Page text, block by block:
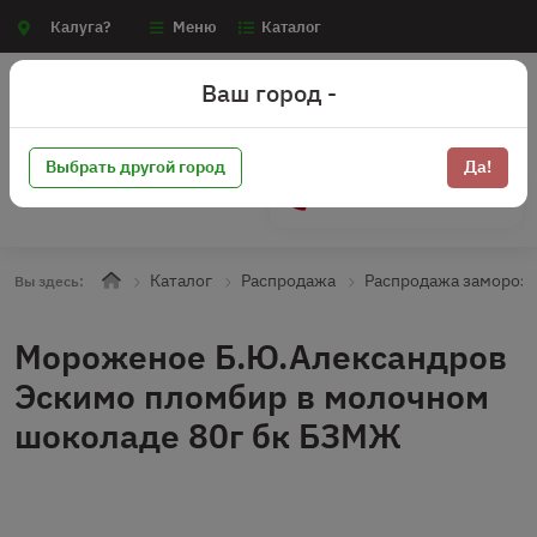
Калуга? Меню Каталог
Вы здесь: Каталог Распродажа Распродажа
Мороженое Б.Ю.Александров
Эскимо пломбир в молочном
шоколаде 80г бк БЗМЖ
Ваш город -
Выбрать другой город Да!